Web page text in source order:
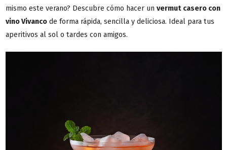
mismo este verano? Descubre cómo hacer un vermut casero con
vino Vivanco de forma rápida, sencilla y deliciosa. Ideal para tus
aperitivos al sol o tardes con amigos.